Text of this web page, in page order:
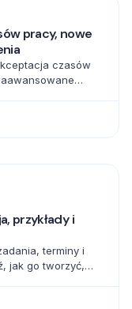
pracy, nowe
czasów
przykłady i
terminy i
jak go tworzyć,